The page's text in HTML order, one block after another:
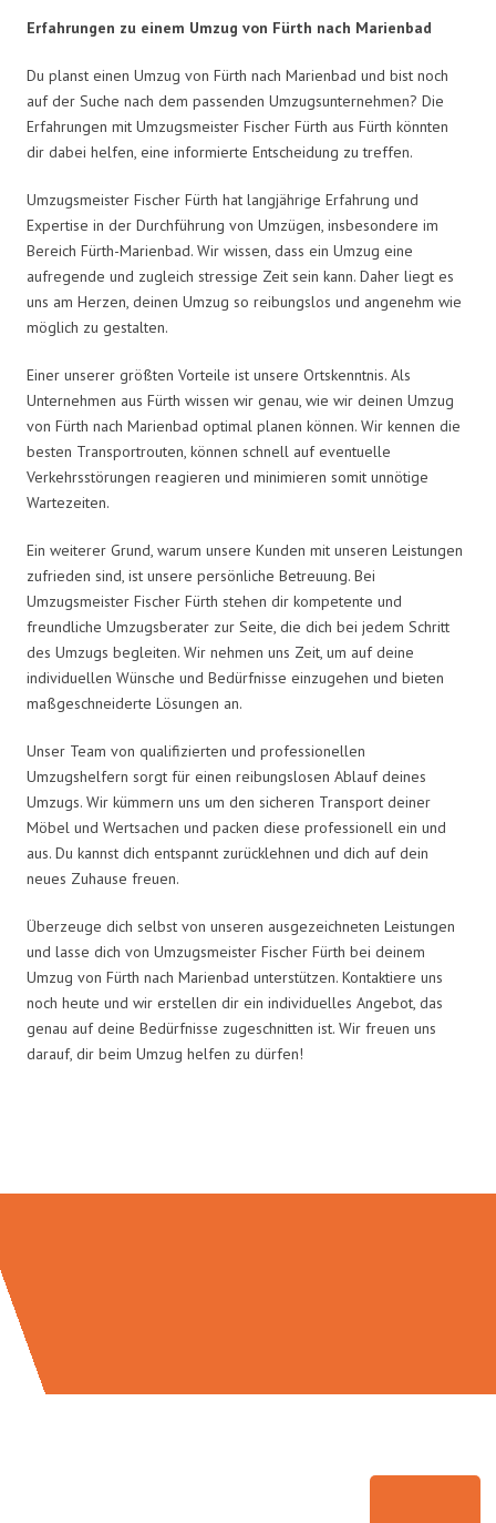
Erfahrungen zu einem Umzug von Fürth nach Marienbad
Du planst einen Umzug von Fürth nach Marienbad und bist noch
auf der Suche nach dem passenden Umzugsunternehmen? Die
Erfahrungen mit Umzugsmeister Fischer Fürth aus Fürth könnten
dir dabei helfen, eine informierte Entscheidung zu treffen.
Umzugsmeister Fischer Fürth hat langjährige Erfahrung und
Expertise in der Durchführung von Umzügen, insbesondere im
Bereich Fürth-Marienbad. Wir wissen, dass ein Umzug eine
aufregende und zugleich stressige Zeit sein kann. Daher liegt es
uns am Herzen, deinen Umzug so reibungslos und angenehm wie
möglich zu gestalten.
Einer unserer größten Vorteile ist unsere Ortskenntnis. Als
Unternehmen aus Fürth wissen wir genau, wie wir deinen Umzug
von Fürth nach Marienbad optimal planen können. Wir kennen die
besten Transportrouten, können schnell auf eventuelle
Verkehrsstörungen reagieren und minimieren somit unnötige
Wartezeiten.
Ein weiterer Grund, warum unsere Kunden mit unseren Leistungen
zufrieden sind, ist unsere persönliche Betreuung. Bei
Umzugsmeister Fischer Fürth stehen dir kompetente und
freundliche Umzugsberater zur Seite, die dich bei jedem Schritt
des Umzugs begleiten. Wir nehmen uns Zeit, um auf deine
individuellen Wünsche und Bedürfnisse einzugehen und bieten
maßgeschneiderte Lösungen an.
Unser Team von qualifizierten und professionellen
Umzugshelfern sorgt für einen reibungslosen Ablauf deines
Umzugs. Wir kümmern uns um den sicheren Transport deiner
Möbel und Wertsachen und packen diese professionell ein und
aus. Du kannst dich entspannt zurücklehnen und dich auf dein
neues Zuhause freuen.
Überzeuge dich selbst von unseren ausgezeichneten Leistungen
und lasse dich von Umzugsmeister Fischer Fürth bei deinem
Umzug von Fürth nach Marienbad unterstützen. Kontaktiere uns
noch heute und wir erstellen dir ein individuelles Angebot, das
genau auf deine Bedürfnisse zugeschnitten ist. Wir freuen uns
darauf, dir beim Umzug helfen zu dürfen!